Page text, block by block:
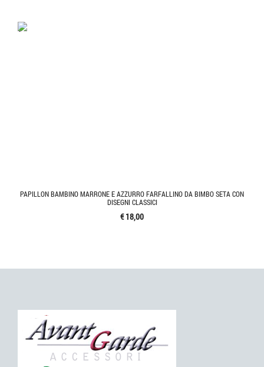
'.'
PAPILLON BAMBINO MARRONE E AZZURRO FARFALLINO DA BIMBO SETA CON
DISEGNI CLASSICI
€ 18,00